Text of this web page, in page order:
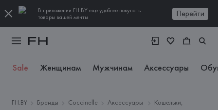
В приложении FH.BY еще удобнее покупать
товары вашей мечты
Перейти
Sale Женщинам Мужчинам Аксессуары
FH.BY Бренды Coccinelle Аксессуары
Кошельки,